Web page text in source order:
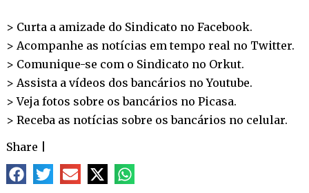
> Curta a amizade do Sindicato no Facebook.
> Acompanhe as notícias em tempo real no Twitter.
> Comunique-se com o Sindicato no Orkut.
> Assista a vídeos dos bancários noYoutube.
> Veja fotos sobre os bancários no Picasa.
> Receba as notícias sobre os bancários no celular.
Share